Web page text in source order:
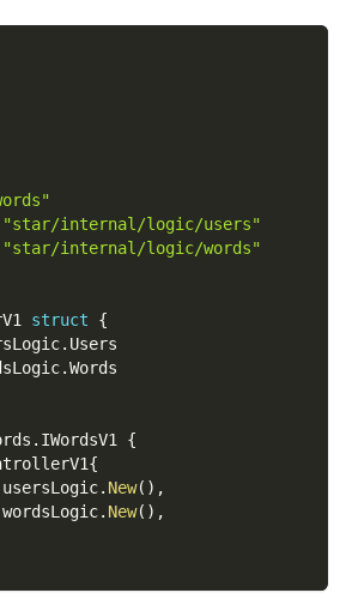
"star/internal/logic/users"
"star/internal/logic/words"
struct
{
. Users
.Words
. IWordsV1 {
{
usersLogic. New( ) ,
wordsLogic. New( ) ,